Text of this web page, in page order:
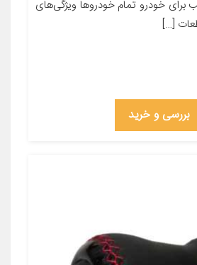
خودرو تمام خودروها ویژگی‌های
[…]
بررسی و خرید